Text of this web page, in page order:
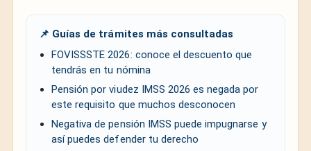
📌 Guías de trámites más consultadas
FOVISSSTE 2026: conoce el descuento que
tendrás en tu nómina
Pensión por viudez IMSS 2026 es negada por
este requisito que muchos desconocen
Negativa de pensión IMSS puede impugnarse y
así puedes defender tu derecho